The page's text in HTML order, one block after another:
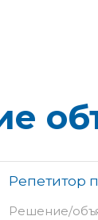
Репетитор
Решение/